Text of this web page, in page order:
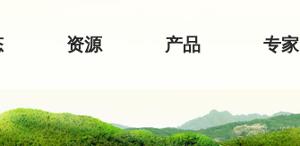
资源 产品 专家